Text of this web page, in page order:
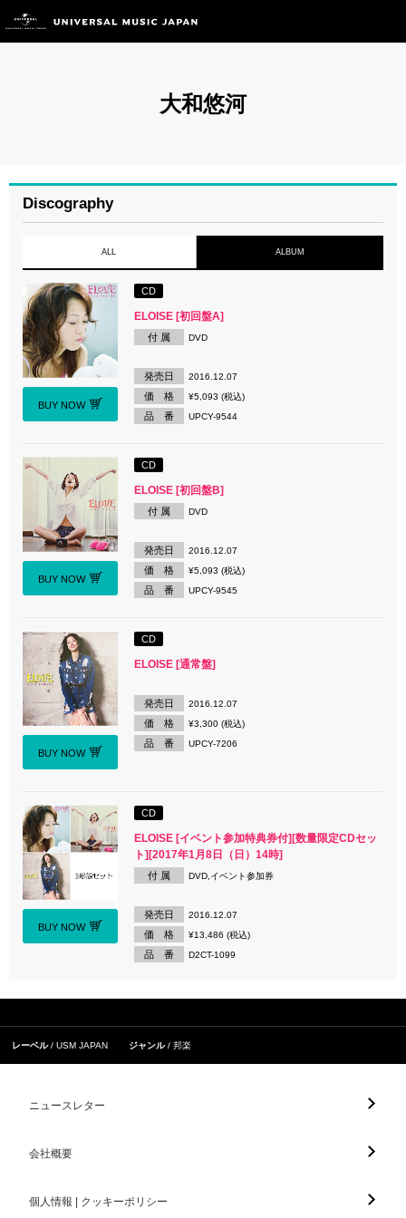
大和悠河
Discography
ALL ALBUM
BUY NOW
CD
ELOISE [初回盤A]
付 属 DVD
発売日 2016.12.07
価 格 ¥5,093 (税込)
品 番 UPCY-9544
BUY NOW
CD
ELOISE [初回盤B]
付 属 DVD
発売日 2016.12.07
価 格 ¥5,093 (税込)
品 番 UPCY-9545
BUY NOW
CD
ELOISE [通常盤]
発売日 2016.12.07
価 格 ¥3,300 (税込)
品 番 UPCY-7206
BUY NOW
CD
ELOISE [イベント参加特典券付][数量限定CDセッ
ト][2017年1月8日（日）14時]
付 属 DVD,イベント参加券
発売日 2016.12.07
価 格 ¥13,486 (税込)
品 番 D2CT-1099
レーベル USM JAPAN ジャンル 邦楽
ニュースレター
会社概要
個人情報 | クッキーポリシー